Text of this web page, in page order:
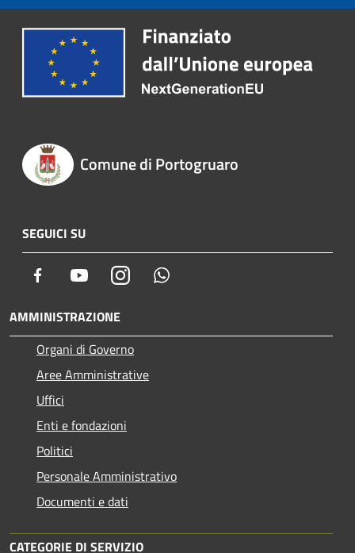
Comune di Portogruaro
SEGUICI SU
Facebook YoutubeInstagram
AMMINISTRAZIONE
Organi di Governo
Aree Amministrative
Uffici
Enti e fondazioni
Politici
Personale Amministrativo
Documenti e dati
CATEGORIE DI SERVIZIO